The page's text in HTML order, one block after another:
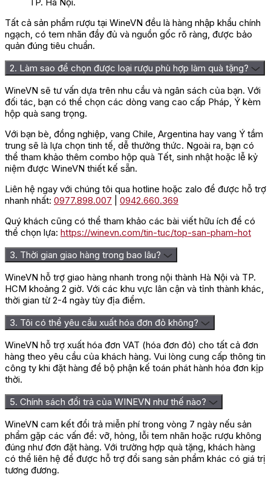
Tất cả sản phẩm rượu tại WineVN đều là hàng nhập khẩu chính
ngạch, có tem nhãn đầy đủ và nguồn gốc rõ ràng, được bảo
quản đúng tiêu chuẩn.
2. Làm sao để chọn được loại rượu phù hợp làm quà tặng?
WineVN sẽ tư vấn dựa trên nhu cầu và ngân sách của bạn. Với
đối tác, bạn có thể chọn các dòng vang cao cấp Pháp, Ý kèm
hộp quà sang trọng.
Với bạn bè, đồng nghiệp, vang Chile, Argentina hay vang Ý tầm
trung sẽ là lựa chọn tinh tế, dễ thưởng thức. Ngoài ra, bạn có
thể tham khảo thêm combo hộp quà Tết, sinh nhật hoặc lễ kỷ
niệm được WineVN thiết kế sẵn.
Liên hệ ngay với chúng tôi qua hotline hoặc zalo để được hỗ trợ
nhanh nhất: 0977.898.007
0942.660.369
Quý khách cũng có thể tham khảo các bài viết hữu ích để có
thể chọn lựa: https://winevn.com/tin-tuc/top-san-pham-hot
3. Thời gian giao hàng trong bao lâu?
WineVN hỗ trợ giao hàng nhanh trong nội thành Hà Nội và TP.
HCM khoảng 2 giờ. Với các khu vực lân cận và tỉnh thành khác,
thời gian từ 2-4 ngày tùy địa điểm.
3. Tôi có thể yêu cầu xuất hóa đơn đỏ không?
WineVN hỗ trợ xuất hóa đơn VAT (hóa đơn đỏ) cho tất cả đơn
hàng theo yêu cầu của khách hàng. Vui lòng cung cấp thông tin
công ty khi đặt hàng để bộ phận kế toán phát hành hóa đơn kịp
thời.
5. Chính sách đổi trả của WINEVN như thế nào?
WineVN cam kết đổi trả miễn phí trong vòng 7 ngày nếu sản
phẩm gặp các vấn đề: vỡ, hỏng, lỗi tem nhãn hoặc rượu không
đúng như đơn đặt hàng. Với trường hợp quà tặng, khách hàng
có thể liên hệ để được hỗ trợ đổi sang sản phẩm khác có giá trị
tương đương.